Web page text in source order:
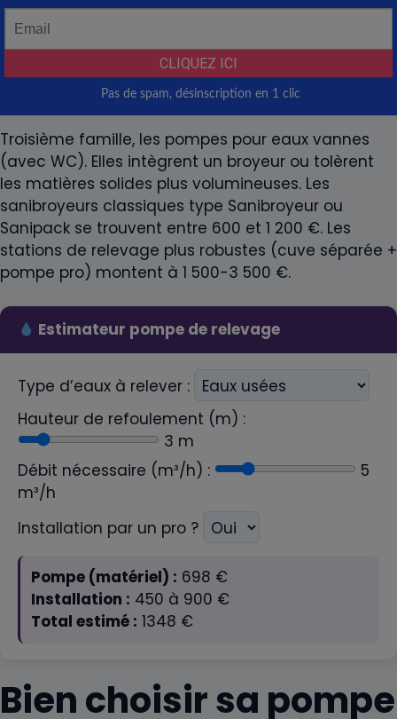
Troisième famille, les pompes pour eaux vannes
(avec WC). Elles intègrent un broyeur ou tolèrent
les matières solides plus volumineuses. Les
sanibroyeurs classiques type Sanibroyeur ou
Sanipack se trouvent entre 600 et 1 200 €. Les
stations de relevage plus robustes (cuve séparée +
pompe pro) montent à 1 500-3 500 €.
Estimateur pompe de relevage
Type d’eaux à relever :
Hauteur de refoulement (m) :
3 m
Débit nécessaire (m³/h) :
5
m³/h
Installation par un pro ?
Pompe (matériel) : 698 €
Installation : 450 à 900 €
Total estimé : 1348 €
Bien choisir sa pompe